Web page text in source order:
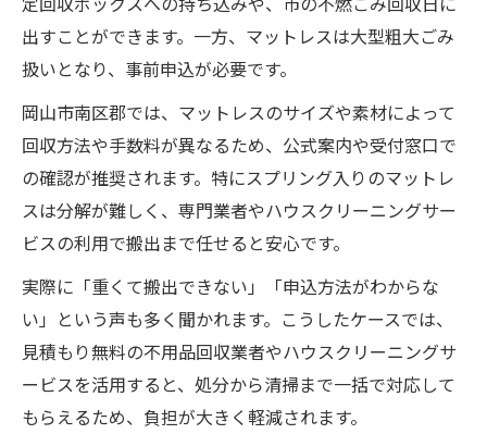
出すことができます。一方、マットレスは大型粗大ごみ
扱いとなり、事前申込が必要です。
岡山市南区郡では、マットレスのサイズや素材によって
回収方法や手数料が異なるため、公式案内や受付窓口で
の確認が推奨されます。特にスプリング入りのマットレ
スは分解が難しく、専門業者やハウスクリーニングサー
ビスの利用で搬出まで任せると安心です。
実際に「重くて搬出できない」「申込方法がわからな
い」という声も多く聞かれます。こうしたケースでは、
見積もり無料の不用品回収業者やハウスクリーニングサ
ービスを活用すると、処分から清掃まで一括で対応して
もらえるため、負担が大きく軽減されます。